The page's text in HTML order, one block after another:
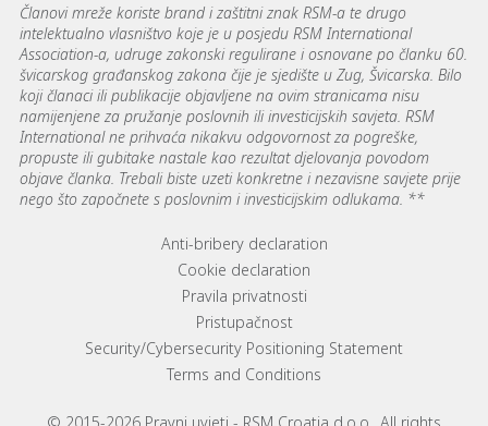
Članovi mreže koriste brand i zaštitni znak RSM-a te drugo
intelektualno vlasništvo koje je u posjedu RSM International
Association-a, udruge zakonski regulirane i osnovane po članku 60.
švicarskog građanskog zakona čije je sjedište u Zug, Švicarska. Bilo
koji članaci ili publikacije objavljene na ovim stranicama nisu
namijenjene za pružanje poslovnih ili investicijskih savjeta. RSM
International ne prihvaća nikakvu odgovornost za pogreške,
propuste ili gubitake nastale kao rezultat djelovanja povodom
objave članka. Trebali biste uzeti konkretne i nezavisne savjete prije
nego što započnete s poslovnim i investicijskim odlukama. **
Footer menu linksAnti-bribery declaration
Cookie declaration
Pravila privatnosti
Pristupačnost
Security/Cybersecurity Positioning Statement
Terms and Conditions